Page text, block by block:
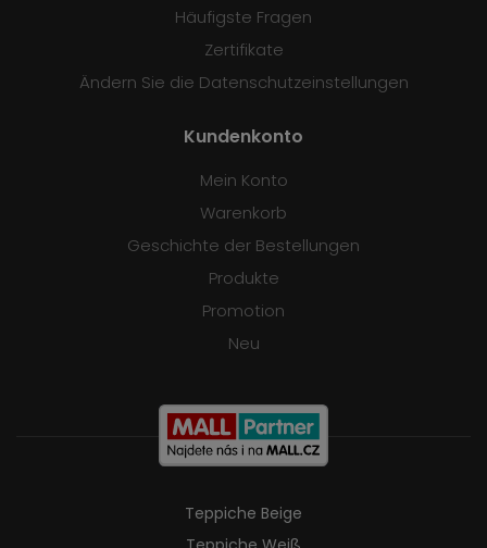
Häufigste Fragen
Zertifikate
Ändern Sie die Datenschutzeinstellungen
Kundenkonto
Mein Konto
Warenkorb
Geschichte der Bestellungen
Produkte
Promotion
Neu
Teppiche Beige